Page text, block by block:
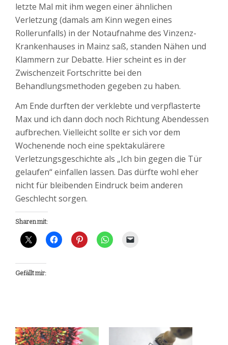
letzte Mal mit ihm wegen einer ähnlichen
Verletzung (damals am Kinn wegen eines
Rollerunfalls) in der Notaufnahme des Vinzenz-
Krankenhauses in Mainz saß, standen Nähen und
Klammern zur Debatte. Hier scheint es in der
Zwischenzeit Fortschritte bei den
Behandlungsmethoden gegeben zu haben.
Am Ende durften der verklebte und verpflasterte
Max und ich dann doch noch Richtung Abendessen
aufbrechen. Vielleicht sollte er sich vor dem
Wochenende noch eine spektakulärere
Verletzungsgeschichte als „Ich bin gegen die Tür
gelaufen“ einfallen lassen. Das dürfte wohl eher
nicht für bleibenden Eindruck beim anderen
Geschlecht sorgen.
Sharen mit:
Gefällt mir: